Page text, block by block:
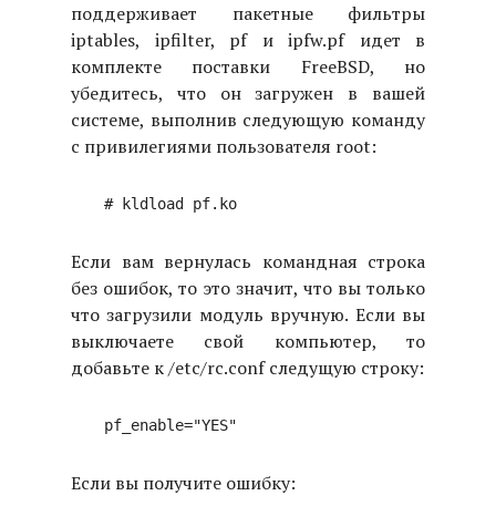
поддерживает пакетные фильтры
iptables, ipfilter, pf и ipfw.pf идет в
комплекте поставки FreeBSD, но
убедитесь, что он загружен в вашей
системе, выполнив следующую команду
с привилегиями пользователя root:
Если вам вернулась командная строка
без ошибок, то это значит, что вы только
что загрузили модуль вручную. Если вы
выключаете свой компьютер, то
добавьте к /etc/rc.conf следущую строку:
Если вы получите ошибку: